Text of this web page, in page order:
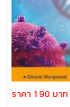
ราคา 190 บาท